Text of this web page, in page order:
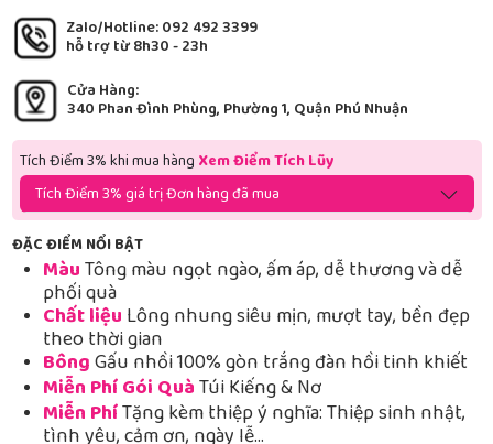
Zalo/Hotline: 092 492 3399
hỗ trợ từ 8h30 - 23h
Cửa Hàng:
340 Phan Đình Phùng, Phường 1, Quận Phú Nhuận
Tích Điểm 3% khi mua hàng Xem Điểm Tích Lũy
Tích Điểm 3% giá trị Đơn hàng đã mua
ĐẶC ĐIỂM NỔI BẬT
MàuTông màu ngọt ngào, ấm áp, dễ thương và dễ
phối quà
Chất liệu Lông nhung siêu mịn, mượt tay, bền đẹp
theo thời gian
BôngGấu nhồi 100% gòn trắng đàn hồi tinh khiết
Miễn Phí Gói QuàTúi Kiếng & Nơ
Miễn PhíTặng kèm thiệp ý nghĩa: Thiệp sinh nhật,